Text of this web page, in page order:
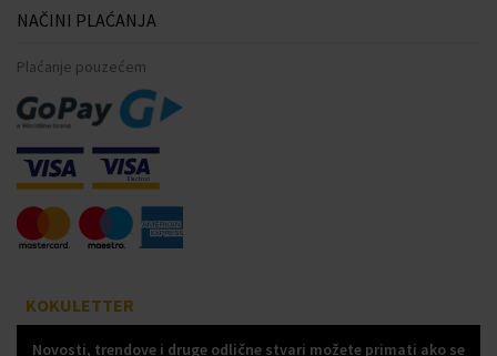
NAČINI PLAĆANJA
Plaćanje pouzećem
KOKULETTER
Novosti, trendove i druge odlične stvari možete primati ako se